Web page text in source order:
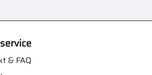
& FAQ